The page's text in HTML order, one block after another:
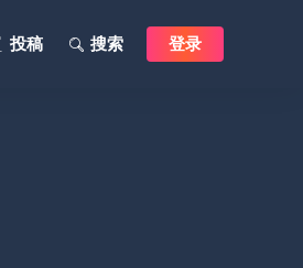
登录
搜索
投稿